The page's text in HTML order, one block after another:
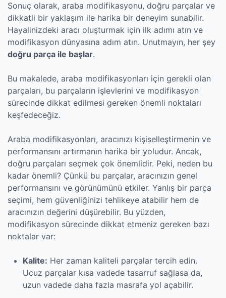
Sonuç olarak, araba modifikasyonu, doğru parçalar ve
dikkatli bir yaklaşım ile harika bir deneyim sunabilir.
Hayalinizdeki aracı oluşturmak için ilk adımı atın ve
modifikasyon dünyasına adım atın. Unutmayın, her şey
doğru parça ile başlar.
Bu makalede, araba modifikasyonları için gerekli olan
parçaları, bu parçaların işlevlerini ve modifikasyon
sürecinde dikkat edilmesi gereken önemli noktaları
keşfedeceğiz.
Araba modifikasyonları, aracınızı kişiselleştirmenin ve
performansını artırmanın harika bir yoludur. Ancak,
doğru parçaları seçmek çok önemlidir. Peki, neden bu
kadar önemli? Çünkü bu parçalar, aracınızın genel
performansını ve görünümünü etkiler. Yanlış bir parça
seçimi, hem güvenliğinizi tehlikeye atabilir hem de
aracınızın değerini düşürebilir. Bu yüzden,
modifikasyon sürecinde dikkat etmeniz gereken bazı
noktalar var:
Kalite: Her zaman kaliteli parçalar tercih edin.
Ucuz parçalar kısa vadede tasarruf sağlasa da,
uzun vadede daha fazla masrafa yol açabilir.